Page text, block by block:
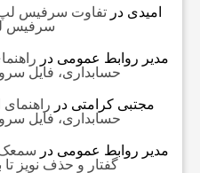
امیدی در
سرفیس
مدیر روابط عمومی در
حسابداری، فایل
مجتبی کرامتی در
حسابداری، فایل
مدیر روابط عمومی در سمعک
گفتار و حذف نویز